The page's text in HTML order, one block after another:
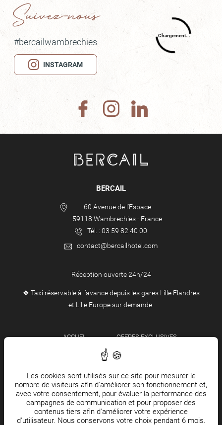
Suivez-nous
#bercailwambrechies
INSTAGRAM
BERCAIL
60 Avenue de l'Espace
59118 Wambrechies- France
Tél. : 03 59 82 40 00
contact@bercailhotel.com
Réception ouverte 24h/24
❖ Taxi réservable à l’avance depuis les gares Lille Flandres
et Lille Europe sur demande.
ACCUEIL
CHAMBRES & SUITES
ÉVÉNEMENTS
SÉMINAIRES
OFFRES EXCLUSIVES
GÉRER LES COOKIES
FRANÇAIS
Les cookies sont utilisés sur ce site pour mesurer le
nombre de visiteurs afin d'améliorer son fonctionnement et,
avec votre consentement, pour évaluer la performance des
campagnes de communication et pour proposer des
contenus tiers afin d'améliorer votre expérience
d'utilisateur. Nous conservons votre choix pendant 6 mois.